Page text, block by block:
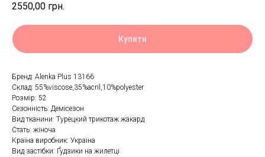
2550,00 грн.
Купити
Бренд: Alenka Plus 13166
Склад: 55%viscose,35%aсril,10%polуester
Розмір: 52
Сезонність: Демісезон
Вид тканини: Турецкий трикотаж жакард
Стать: жіноча
Країна виробник: Україна
Вид застібки: Ґудзики на жилетці